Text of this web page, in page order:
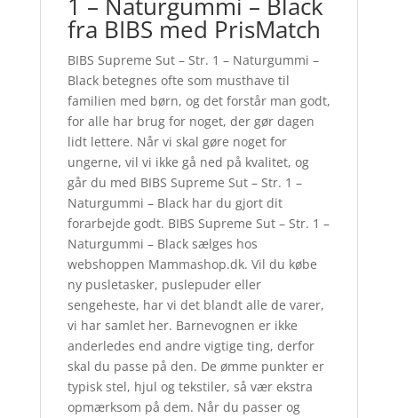
fra BIBS med PrisMatch
BIBS Supreme Sut – Str. 1 – Naturgummi –
Black betegnes ofte som musthave til
familien med børn, og det forstår man godt,
for alle har brug for noget, der gør dagen
lidt lettere. Når vi skal gøre noget for
ungerne, vil vi ikke gå ned på kvalitet, og
går du med BIBS Supreme Sut – Str. 1 –
Naturgummi – Black har du gjort dit
forarbejde godt. BIBS Supreme Sut – Str. 1 –
Naturgummi – Black sælges hos
webshoppen Mammashop.dk. Vil du købe
ny pusletasker, puslepuder eller
sengeheste, har vi det blandt alle de varer,
vi har samlet her. Barnevognen er ikke
anderledes end andre vigtige ting, derfor
skal du passe på den. De ømme punkter er
typisk stel, hjul og tekstiler, så vær ekstra
opmærksom på dem. Når du passer og